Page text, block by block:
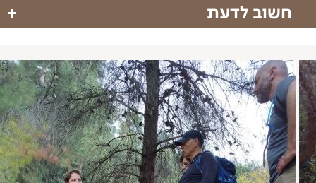
מחיר הטרק כולל
הדרכה מקצועית
תיאומים וארגון
מחיר הטרק אינו כולל
חשוב לדעת
עשוי להיות שינוי במסלול בהתאם לשינויי מזג אוויר
ושיקולי המדריך בשטח. אנא הבנתכם
על המטייל חלה אחריות מלאה לשמור על בטחונו האישי
ושל חבריו לקבוצה.
ההשתתפות בטיול היא מתחילתו ועד סופו. אין אפשרות
להשתתף בפרק זמן חלקי מתוך הטיול.
גיל המטיילים המינימלי הינו 18 שנים.